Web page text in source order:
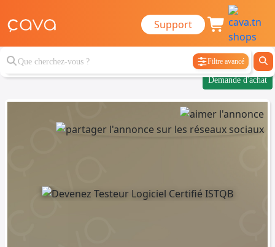
Support
Filtre avancé
Demande d'achat